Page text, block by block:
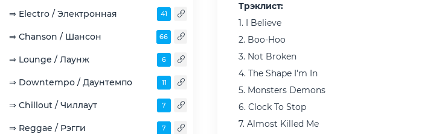
⇒ Electro / Электронная 41
⇒ Chanson / Шансон 66
⇒ Lounge / Лаунж 6
⇒ Downtempo / Даунтемпо 11
⇒ Chillout / Чиллаут 7
⇒ Reggae / Рэгги 7
Трэклист:
1. I Believe
2. Boo-Hoo
3. Not Broken
4. The Shape I'm In
5. Monsters Demons
6. Clock To Stop
7. Almost Killed Me